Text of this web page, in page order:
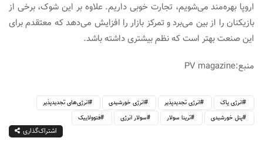
اروپا بهره‌مند می‌شویم، تجارت خوبی داریم. علاوه بر این شوک، برخی از
بازیکنان را از بین می‌برد و تمرکز بازار را افزایش می‌دهد که معتقدم برای
این صنعت بهتر است که نظم بیشتری داشته باشد.
منبع:PV magazine
انرژی پاک انرژی تجدیدپذیر انرژی خورشیدی
انرژی‌های تجدیدپذیر
پنل خورشیدی
ترینا سولار سولار انرژی فتوولاییک
اشتراک‌گذاری